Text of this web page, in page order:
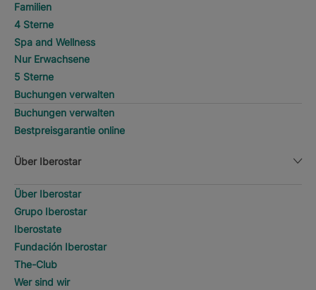
Familien
4 Sterne
Spa and Wellness
Nur Erwachsene
5 Sterne
Buchungen verwalten
Buchungen verwalten
Bestpreisgarantie online
Über Iberostar
Über Iberostar
Grupo Iberostar
Iberostate
Fundación Iberostar
The-Club
Wer sind wir